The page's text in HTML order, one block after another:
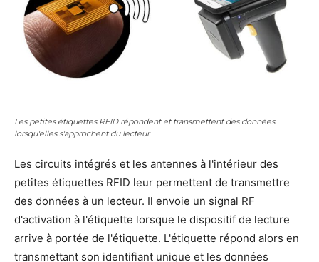
Les petites étiquettes RFID répondent et transmettent des données
lorsqu'elles s'approchent du lecteur
Les circuits intégrés et les antennes à l'intérieur des
petites étiquettes RFID leur permettent de transmettre
des données à un lecteur. Il envoie un signal RF
d'activation à l'étiquette lorsque le dispositif de lecture
arrive à portée de l'étiquette. L'étiquette répond alors en
transmettant son identifiant unique et les données